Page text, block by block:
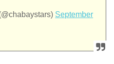
September